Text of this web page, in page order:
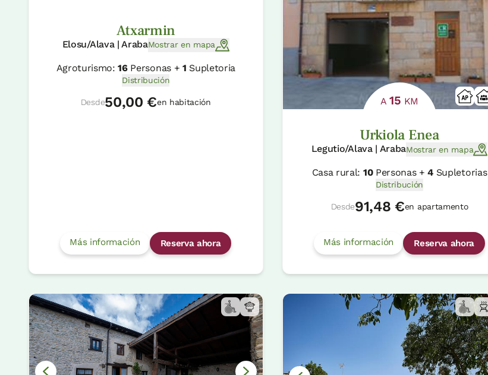
Atxarmin
Elosu/Alava | ArabaMostrar en mapa
Agroturismo:16Personas + 1 Supletoria
Distribución
Desde50,00 €en habitación
Más información Reserva ahora
A15 KM
Urkiola Enea
Legutio/Alava | ArabaMostrar en mapa
Casa rural: 10Personas +4 Supletorias
Distribución
Desde91,48 €en apartamento
Más información Reserva ahora